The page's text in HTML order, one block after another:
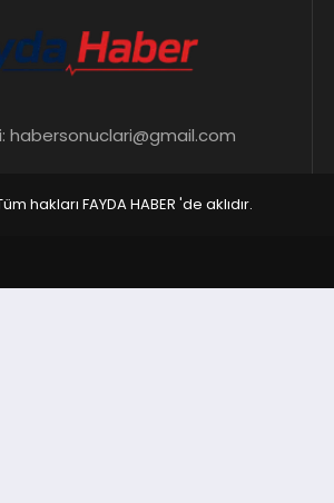
habersonuclari@gmail.com
hakları FAYDA HABER 'de aklıdır.